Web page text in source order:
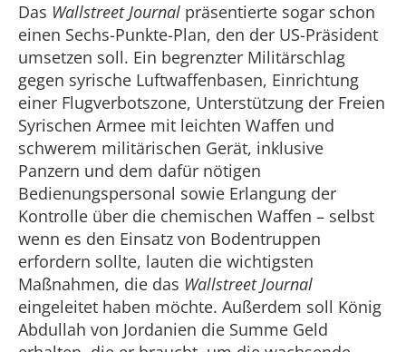
Das Wallstreet Journal präsentierte sogar schon
einen Sechs-Punkte-Plan, den der US-Präsident
umsetzen soll. Ein begrenzter Militärschlag
gegen syrische Luftwaffenbasen, Einrichtung
einer Flugverbotszone, Unterstützung der Freien
Syrischen Armee mit leichten Waffen und
schwerem militärischen Gerät, inklusive
Panzern und dem dafür nötigen
Bedienungspersonal sowie Erlangung der
Kontrolle über die chemischen Waffen – selbst
wenn es den Einsatz von Bodentruppen
erfordern sollte, lauten die wichtigsten
Maßnahmen, die das Wallstreet Journal
eingeleitet haben möchte. Außerdem soll König
Abdullah von Jordanien die Summe Geld